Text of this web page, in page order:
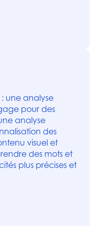
une analyse
pour des
analyse
des
visuel et
des mots et
plus précises et